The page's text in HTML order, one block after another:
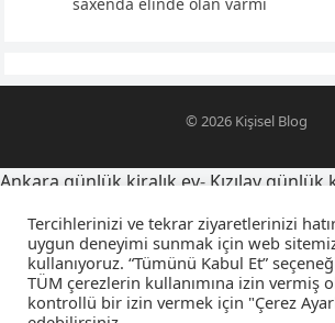
saxenda elinde olan varmı
© 2026 Kişisel Blog
Tercihlerinizi ve tekrar ziyaretlerinizi
uygun deneyimi sunmak için web
kullanıyoruz. “Tümünü Kabul Et”
TÜM çerezlerin kullanımına izin vermiş
kontrollü bir izin vermek için "Çerez
Ankara günlük kiralık ev- Kızılay günlük
yegensozleri.net-Latince yazı dövmeleri
sevgiliyi farsça telefona kaydetme
sorular-amca yeğen sözleri- kuzeni